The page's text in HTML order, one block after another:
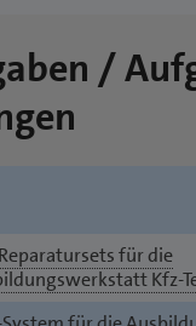
/
für die
Kfz-